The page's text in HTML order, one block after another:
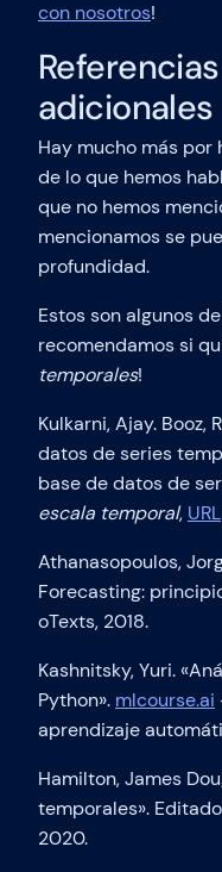
con nosotros!
adicionales
Hay mucho más por
de lo que hemos
que no hemos
mencionamos se
profundidad.
Estos son algunos
recomendamos si
temporales!
Kulkarni, Ajay. Booz,
datos de series
base de datos de
escala temporal, URL
Athanasopoulos,
Forecasting:
oTexts, 2018.
Kashnitsky, Yuri.
Python». mlcourse.ai
aprendizaje
Hamilton, James
temporales».
2020.